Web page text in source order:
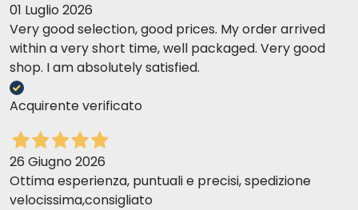
01 Luglio 2026
Very good selection, good prices. My order arrived
within a very short time, well packaged. Very good
shop. I am absolutely satisfied.
Acquirente verificato
26 Giugno 2026
Ottima esperienza, puntuali e precisi, spedizione
velocissima,consigliato